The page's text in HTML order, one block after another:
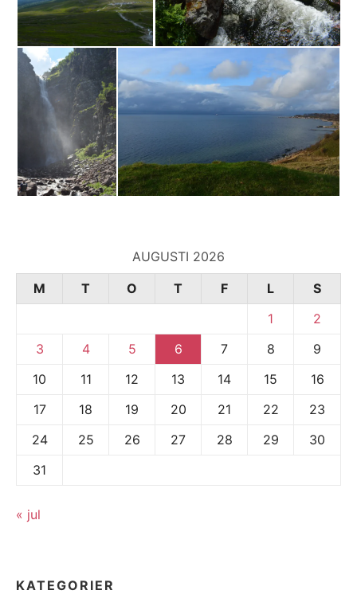
AUGUSTI 2026
M
T O T F L
S
1
2
3
4 5 6 7 8
9
10
11 12 13 14 15
16
17
18 19 20 21 22
23
24
25 26 27 28 29
30
31
« jul
KATEGORIER